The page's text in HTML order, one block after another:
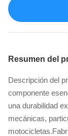
Resumen del
Descripción del
componente
una durabilidad
mecánicas,